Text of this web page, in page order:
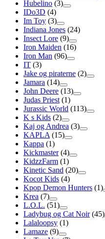
Hubelino (3)
IDo3D (4)
Im Toy (3)
Indiana Jones (24)
Insect Lore (9)
Iron Maiden (16)
Iron Man (96)
IT (3)
Jake og piraterne (2)
Jamara (14)
John Deere (13)
Judas Priest (1)
Jurassic World (113)
K s Kids (2)
Kaj og Andrea (3)
KAPLA (15)
Kappa (1)
Kickmaster (4)
KidzzFarm (1)
Kinetic Sand (20)
Kocot Kids (4)
Kpop Demon Hunters (1)
Krea (7)
L.O.L. (51)
Ladybug og Cat Noir (45)
Lalaloopsy (1)
Lamaze (9)